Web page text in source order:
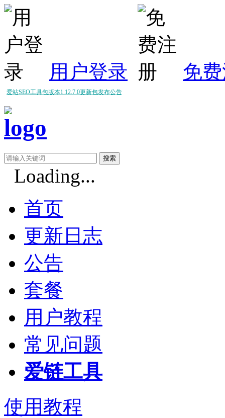
用户登录 免
爱站SEO工具包版本1.12.7.0更新包发布公告
爱站SEO工具包版本1.12.5.0更新包发布公告
Loading...
首页
更新日志
公告
套餐
用户教程
常见问题
爱链工具
使用教程